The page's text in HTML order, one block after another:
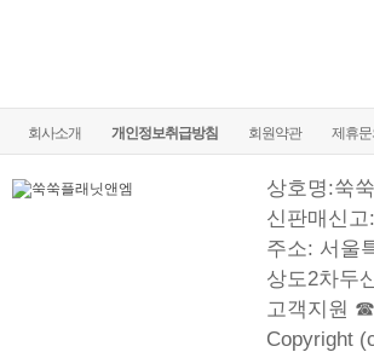
회사소개 개인정보취급방침 회원약관 제휴문
상호명:쑥
신판매신
주소: 서울
상도2차두
고객지원 ☎
Copyright